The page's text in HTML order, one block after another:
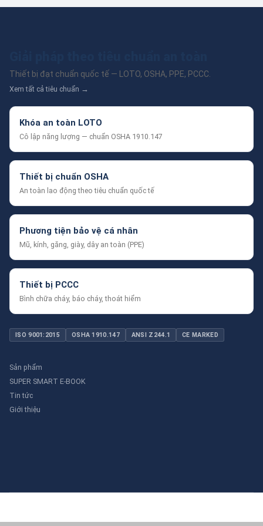
Thiết bị đạt chuẩn quốc tế — LOTO, OSHA, PPE, PCCC.
Xem tất cả tiêu chuẩn →
Khóa an toàn LOTO
Cô lập năng lượng — chuẩn OSHA 1910.147
Thiết bị chuẩn OSHA
An toàn lao động theo tiêu chuẩn quốc tế
Phương tiện bảo vệ cá nhân
Mũ, kính, găng, giày, dây an toàn (PPE)
Thiết bị PCCC
Bình chữa cháy, báo cháy, thoát hiểm
ISO 9001:2015 OSHA 1910.147 ANSI Z244.1 CE MARKED
Sản phẩm
SUPER SMART E-BOOK
Tin tức
Giới thiệu